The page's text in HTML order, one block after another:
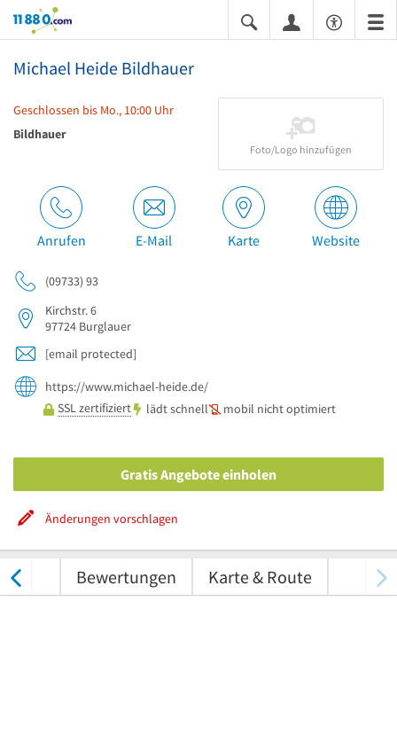
11880.com
Michael Heide Bildhauer
Geschlossen bis Mo., 10:00 Uhr
Bildhauer
Foto/Logo hinzufügen
Anrufen E-Mail Karte Website
(09733) 93
Kirchstr. 6
97724 Burglauer
[email protected]
https://www.michael-heide.de/
SSL zertifiziert
lädt schnell mobil nicht optimiert
Gratis Angebote einholen
Änderungen vorschlagen
Bewertungen Karte & Route